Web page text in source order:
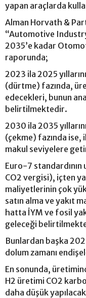
yapan araçlarda
Alman Horvath &
“Automotive
2035’e kadar
raporunda;
2023 ila 2025
(dürtme) fazında,
edecekleri, bunun
belirtilmektedir.
2030 ila 2035
(çekme) fazında ise,
makul seviyelere
Euro-7
CO2 vergisi), içten
maliyetlerinin çok
satın alma ve yakıt
hatta İYM ve fosil
geleceği
Bunlardan başka
dolum zamanı
En sonunda,
H2 üretimi CO2
daha düşük